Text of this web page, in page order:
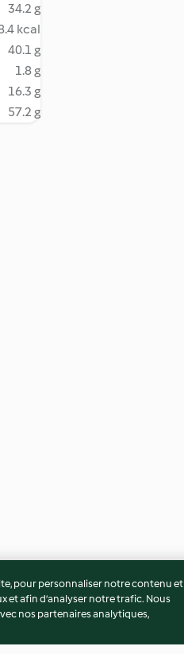
34.2 g
kcal
40.1 g
1.8 g
16.3 g
57.2 g
pour personnaliser notre contenu et
et afin d’analyser notre trafic. Nous
nos partenaires analytiques,